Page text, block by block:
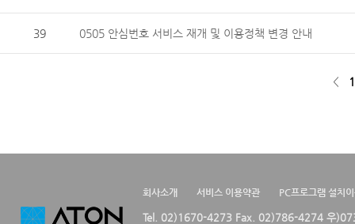
39 0505 안심번호 서비스 재개 및 이용정책 변경 안내
< 1
회사소개 서비스 이용약관 PC프로그램 설치
Tel. 02)1670-4273 Fax. 02)786-4274 우